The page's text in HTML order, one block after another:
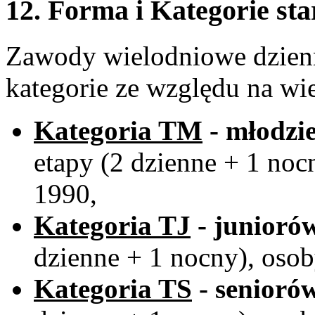
12. Forma i Kategorie
Zawody wielodniowe
kategorie ze względu na
Kategoria TM -
etapy (2 dzienne + 1
1990,
Kategoria TJ -
dzienne + 1 nocny),
Kategoria TS -